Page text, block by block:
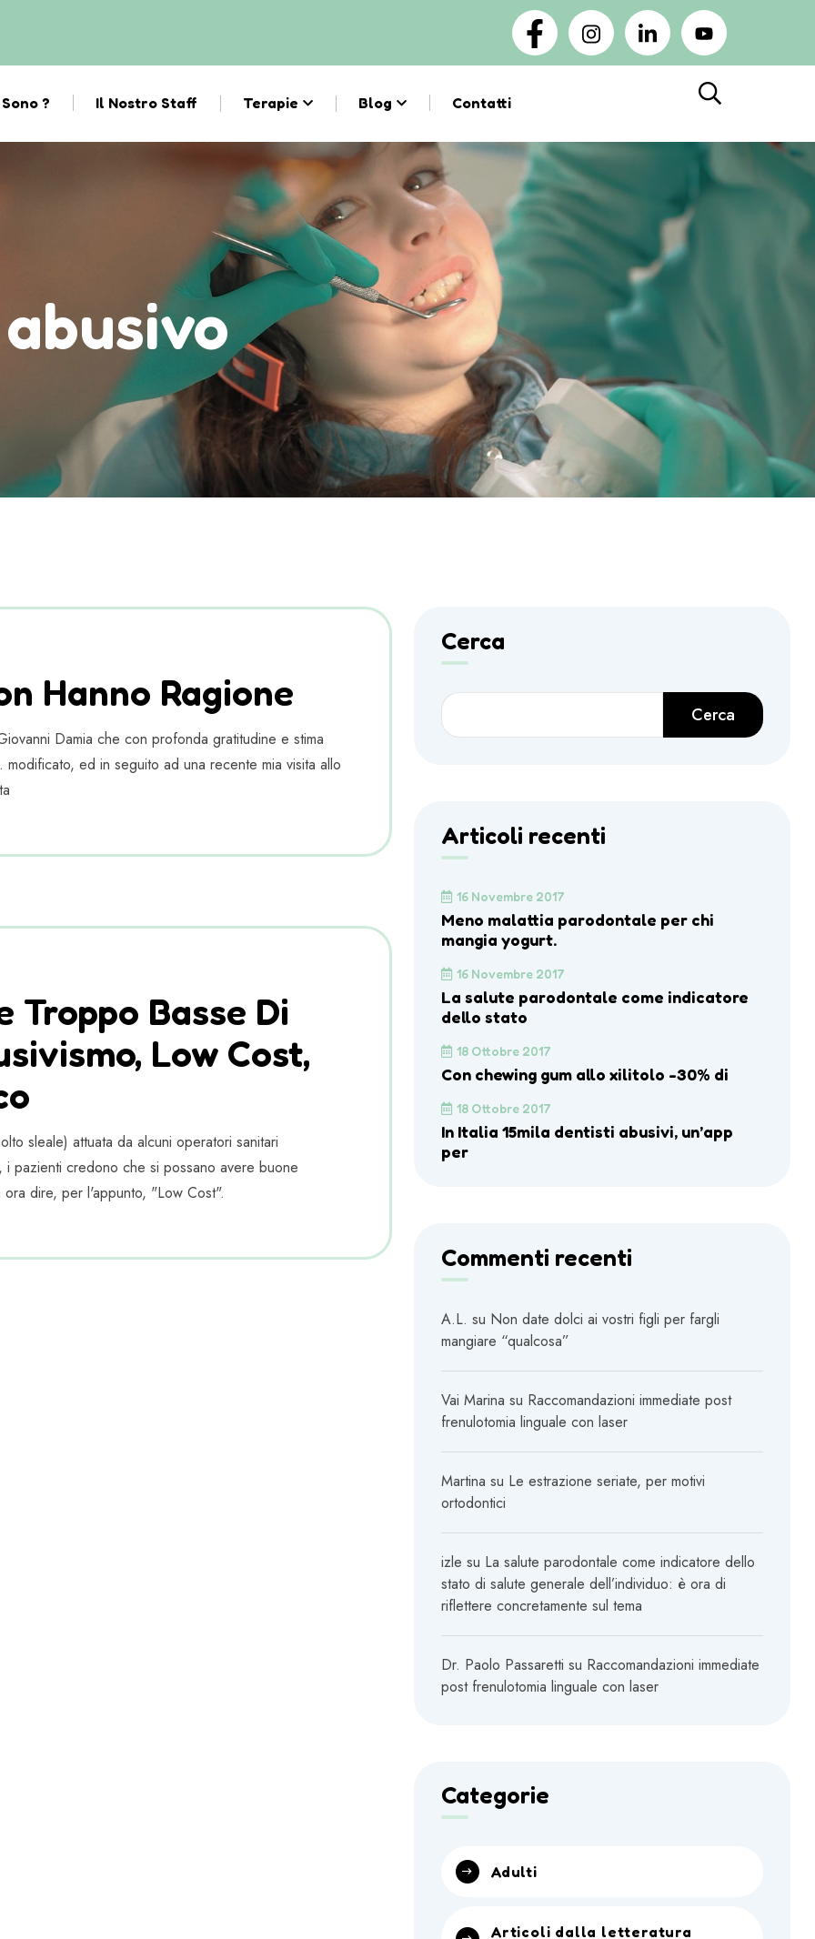
? Il Nostro Staff Terapie Blog Contatti
Hanno Ragione
Damia che con profonda gratitudine e stima
ed in seguito ad una recente mia visita allo
Troppo Basse Di
Low Cost,
sleale) attuata da alcuni operatori sanitari
pazienti credono che si possano avere buone
dire, per l'appunto, "Low Cost".
Cerca
Cerca
Articoli recenti
16 Novembre 2017
Meno malattia parodontale per chi
mangia yogurt.
16 Novembre 2017
La salute parodontale come indicatore
dello stato
18 Ottobre 2017
Con chewing gum allo xilitolo -30% di
18 Ottobre 2017
In Italia 15mila dentisti abusivi, un’app
per
Commenti recenti
A.L. su Non date dolci ai vostri figli per fargli
mangiare “qualcosa”
Vai Marina su Raccomandazioni immediate post
frenulotomia linguale con laser
Martina su Le estrazione seriate, per motivi
ortodontici
izle su La salute parodontale come indicatore dello
stato di salute generale dell’individuo: è ora di
riflettere concretamente sul tema
Dr. Paolo Passaretti su Raccomandazioni immediate
post frenulotomia linguale con laser
Categorie
Adulti
Articoli dalla letteratura